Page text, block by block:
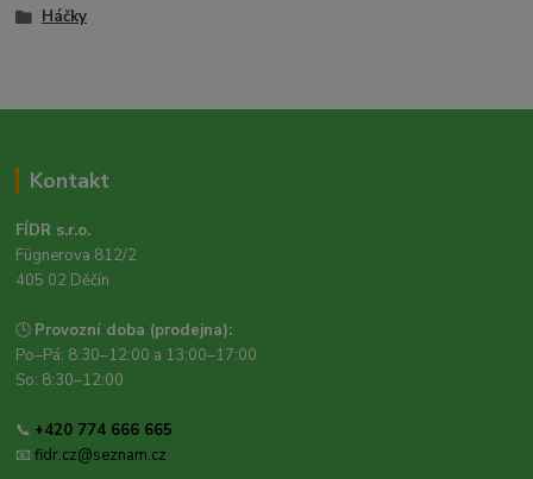
Háčky
Kontakt
FÍDR s.r.o.
Fügnerova 812/2
405 02 Děčín
🕒 Provozní doba (prodejna):
Po–Pá: 8:30–12:00 a 13:00–17:00
So: 8:30–12:00
📞 +420 774 666 665
📧fidr.cz@seznam.cz